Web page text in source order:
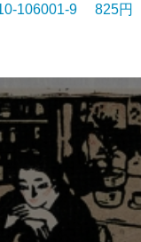
106001-9 825円